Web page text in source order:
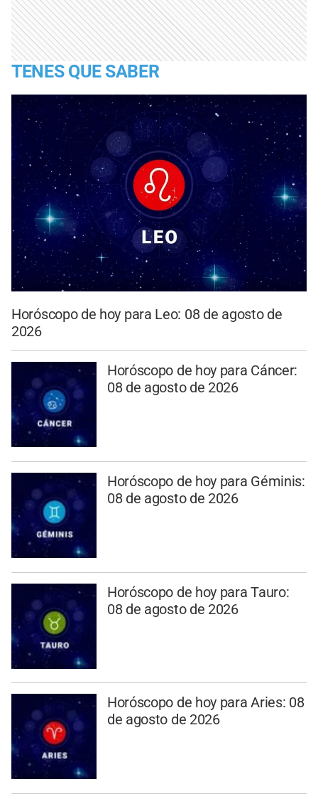
TENES QUE SABER
Horóscopo de hoy para Leo: 08 de agosto de
2026
Horóscopo de hoy para Cáncer:
08 de agosto de 2026
Horóscopo de hoy para Géminis:
08 de agosto de 2026
Horóscopo de hoy para Tauro:
08 de agosto de 2026
Horóscopo de hoy para Aries: 08
de agosto de 2026